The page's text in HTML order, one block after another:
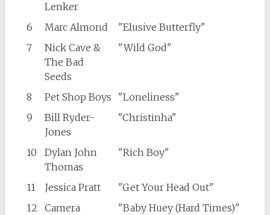
Lenker
6 Marc Almond
"Elusive Butterfly"
7
Nick Cave &
The Bad
Seeds
"Wild God"
8 Pet Shop Boys
"Loneliness"
9
Bill Ryder-
Jones
"Christinha"
10
Dylan John
Thomas
"Rich Boy"
11 Jessica Pratt
"Get Your Head Out"
12
Camera
"Baby Huey (Hard Times)"